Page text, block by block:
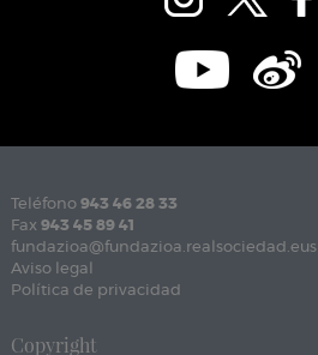
Teléfono 943 46 28 33
Fax 943 45 89 41
fundazioa@fundazioa.realsociedad.eus
Aviso legal
Política de privacidad
Copyright